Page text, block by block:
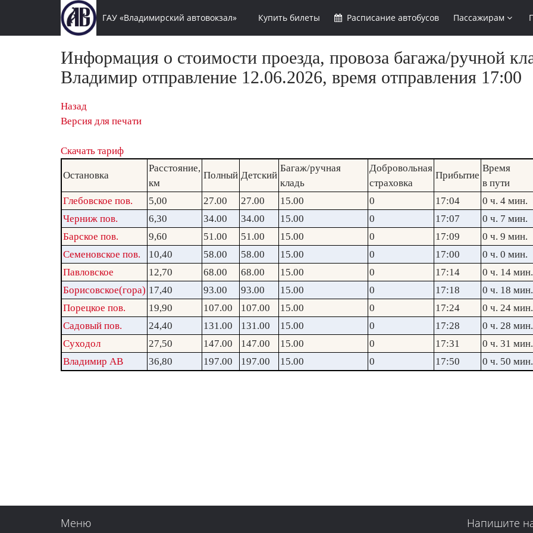
ГАУ «Владимирский автовокзал» Купить билеты Расписание автобусов Пассажирам
Информация о стоимости проезда, провоза багажа/ручной
Владимир отправление 12.06.2026, время отправления 17:00
Назад
Версия для печати
Скачать тариф
Остановка
Расстояние,
км
Полный Детский
Багаж/ручная
кладь
Добровольная
страховка
Прибытие
Время
в пути
Глебовское пов.
5,00 27.00 27.00 15.00 0 17:04
0 ч. 4 мин.
Черниж пов.
6,30 34.00 34.00 15.00 0 17:07
0 ч. 7 мин.
Барское пов.
9,60 51.00 51.00 15.00 0 17:09
0 ч. 9 мин.
Семеновское пов.
10,40 58.00 58.00 15.00 0 17:00
0 ч. 0 мин.
Павловское
12,70 68.00 68.00 15.00 0 17:14
0 ч. 14 мин.
Борисовское(гора) 17,40 93.00 93.00 15.00 0 17:18
0 ч. 18 мин.
Порецкое пов.
19,90 107.00 107.00 15.00 0 17:24
0 ч. 24 мин.
Садовый пов.
24,40 131.00 131.00 15.00 0 17:28
0 ч. 28 мин.
Суходол
27,50 147.00 147.00 15.00 0 17:31
0 ч. 31 мин.
Владимир АВ
36,80 197.00 197.00 15.00 0 17:50 0 ч. 50 мин.
Меню Напишите